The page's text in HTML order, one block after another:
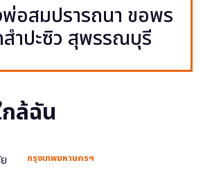
อสมปรารถนา ขอพร
ำปะซิว สุพรรณบุรี
ล้ฉัน
กรุงเทพมหานครฯ